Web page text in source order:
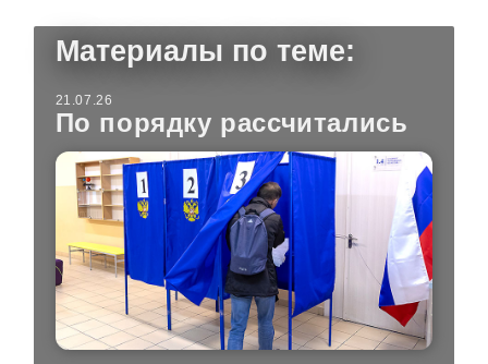
Материалы по теме:
21.07.26
По порядку рассчитались